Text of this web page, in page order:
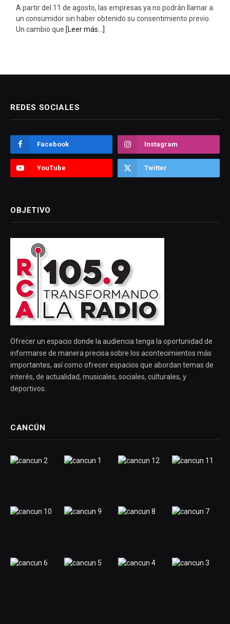
A partir del 11 de agosto, las empresas ya no podrán llamar a
un consumidor sin haber obtenido su consentimiento previo.
Un cambio que [Leer más...]
REDES SOCIALES
Facebook Instagram
YouTube Twitter
OBJETIVO
Ofrecer un espacio donde la audiencia tenga la oportunidad de
informarse de manera precisa sobre los acontecimientos más
importantes, así como ofrecer espacios que abordan temas de
interés, de actualidad, musicales, sociales, culturales, y
deportivos.
CANCÚN